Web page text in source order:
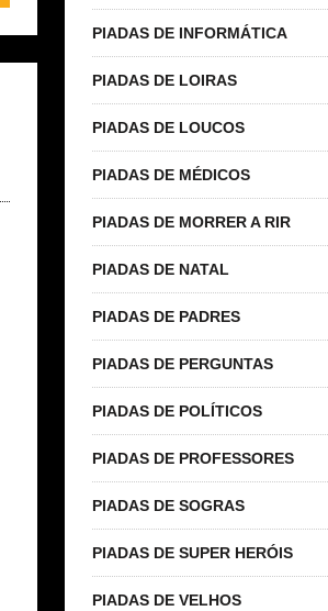
PIADAS DE INFORMÁTICA
PIADAS DE LOIRAS
PIADAS DE LOUCOS
PIADAS DE MÉDICOS
PIADAS DE MORRER A RIR
PIADAS DE NATAL
PIADAS DE PADRES
PIADAS DE PERGUNTAS
PIADAS DE POLÍTICOS
PIADAS DE PROFESSORES
PIADAS DE SOGRAS
PIADAS DE SUPER HERÓIS
PIADAS DE VELHOS